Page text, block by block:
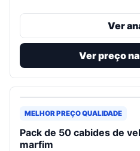
Ver
Ver preço
MELHOR PREÇO QUALIDADE
Pack de 50 cabides de
marfim